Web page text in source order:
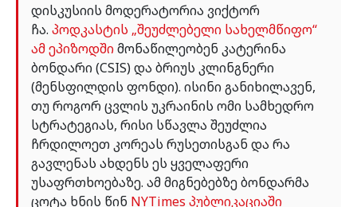
დისკუსიის მოდერატორია ვიქტორ
ჩა. პოდკასტის „შეუძლებელი სახელმწიფო“
ამ ეპიზოდშიმონაწილეობენ კატერინა
ბონდარი (CSIS) და ბრიუს კლინგნერი
(მენსფილდის ფონდი). ისინი განიხილავენ,
თუ როგორ ცვლის უკრაინის ომი სამხედრო
სტრატეგიას, რისი სწავლა შეუძლია
ჩრდილოეთ კორეას რუსეთისგან და რა
გავლენას ახდენს ეს ყველაფერი
უსაფრთხოებაზე. ამ მიგნებებზე ბონდარმა
ცოტა ხნის წინ NYTimes პუბლიკაციაში